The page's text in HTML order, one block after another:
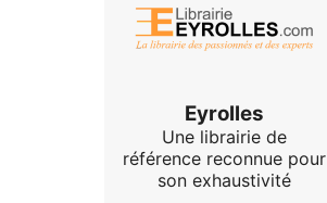
Eyrolles
Une librairie de
référence reconnue pour
son exhaustivité